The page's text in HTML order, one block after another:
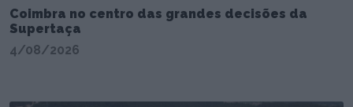
Coimbra no centro das grandes decisões da
Supertaça
4/08/2026